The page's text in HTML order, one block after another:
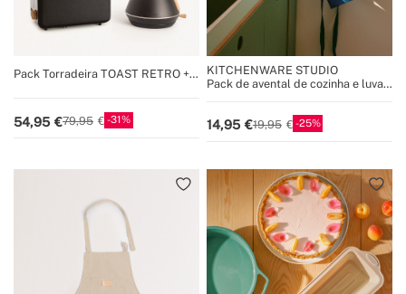
Pack Torradeira TOAST RETRO +
54,95 79,95 31
KITCHENWARE STUDIO
Pack de avental de cozinha e luva
14,95 19,95 25